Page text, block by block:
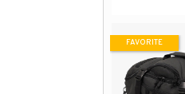
FAVORITE